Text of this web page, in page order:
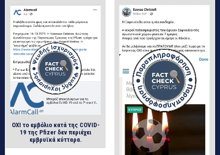
ΟΧΙ το εμβόλιο κατά της COVID-
19 της Pfizer δεν περιέχει
εμβρυϊκά κύτταρα.